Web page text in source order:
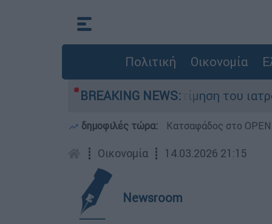
Πολιτική Οικονομία
BREAKING NEWS:
Μυστράς: Η πρώτη εκτίμηση του
δημοφιλές τώρα: Κατσαφάδος στο
┋ Οικονομία ┋ 14.03.2026 21:15
Newsroom